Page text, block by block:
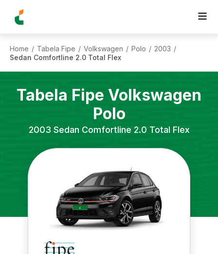
Home / Tabela Fipe / Volkswagen / Polo / 2003 /
Sedan Comfortline 2.0 Total Flex
Tabela Fipe Volkswagen
Polo
2003 Sedan Comfortline 2.0 Total Flex